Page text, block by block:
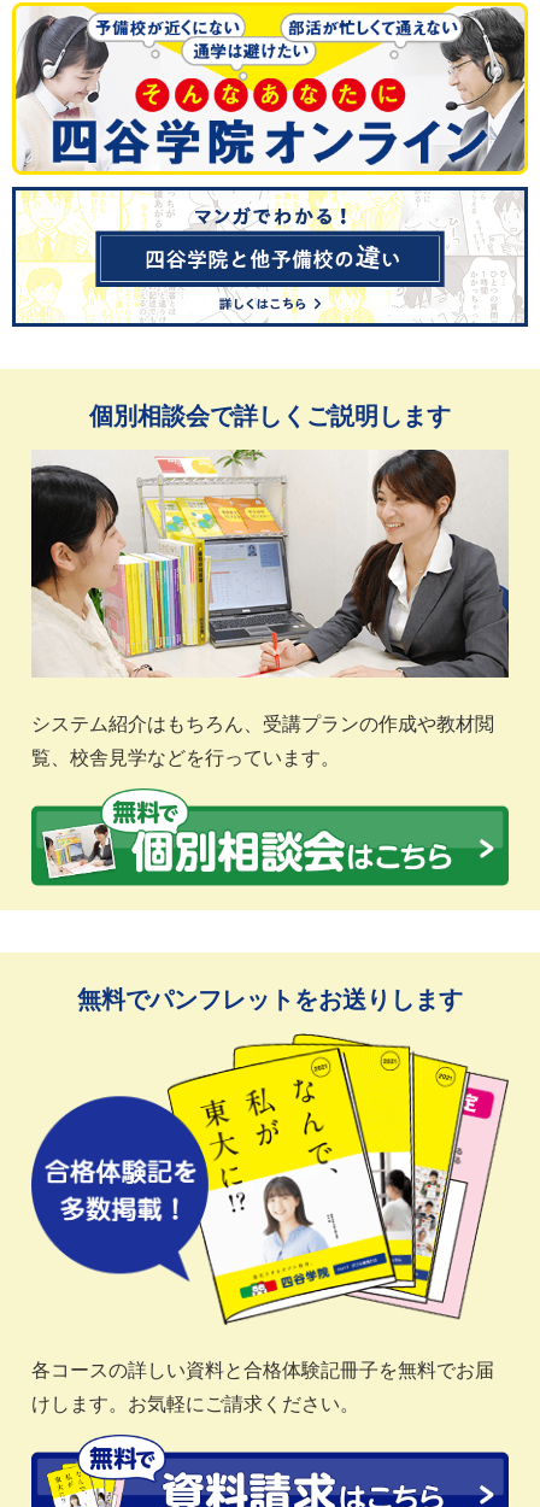
個別相談会で詳しくご説明します
システム紹介はもちろん、受講プランの作成や教材閲
覧、校舎見学などを行っています。
無料でパンフレットをお送りします
各コースの詳しい資料と合格体験記冊子を無料でお届
けします。お気軽にご請求ください。